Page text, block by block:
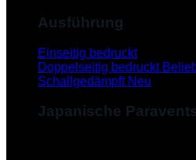
Ausführung
Einseitig bedruckt
Doppelseitig bedruckt
Schallgedämpft
Japanische Paravents
Diese Paravents, die im